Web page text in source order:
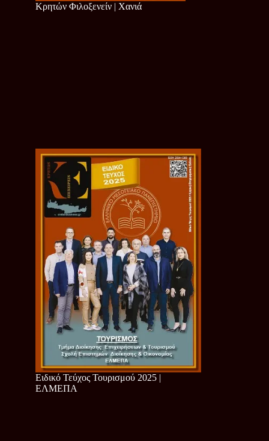
Κρητών Φιλοξενείν | Χανιά
Ειδικό Τεύχος Τουρισμού 2025 |
ΕΛΜΕΠΑ